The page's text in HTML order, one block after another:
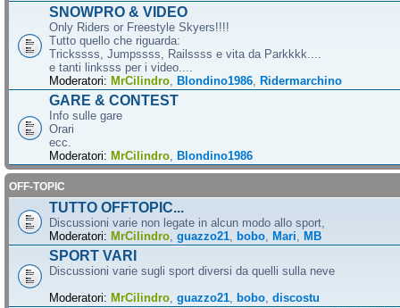
SNOWPRO & VIDEO
Only Riders or Freestyle Skyers!!!!
Tutto quello che riguarda:
Trickssss, Jumpssss, Railssss e vita da Parkkkk....
e tanti linksss per i video....
Moderatori: MrCilindro Blondino1986 Ridermarchino
GARE & CONTEST
Info sulle gare
Orari
ecc.
Moderatori: MrCilindro Blondino1986
OFF-TOPIC
TUTTO OFFTOPIC...
Discussioni varie non legate in alcun modo allo sport,
Moderatori: MrCilindro guazzo21 bobo Mari MB
SPORT VARI
Discussioni varie sugli sport diversi da quelli sulla neve
Moderatori: MrCilindro guazzo21 bobo discostu